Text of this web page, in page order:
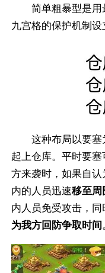
简单粗暴型是用
九宫格的保护机制设
这种布局以要塞
起上仓库。平时要
方来袭时，如果自
内的人员迅速移至
内人员免受攻击，
为我方回防争取时间。